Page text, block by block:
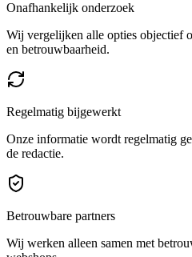
Onafhankelijk onderzoek
Wij vergelijken alle opties objectief
en betrouwbaarheid.
Regelmatig bijgewerkt
Onze informatie wordt regelmatig
de redactie.
Betrouwbare partners
Wij werken alleen samen met